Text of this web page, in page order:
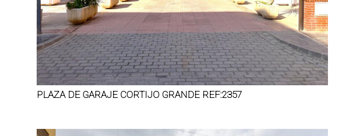
PLAZA DE GARAJE CORTIJO GRANDE REF:2357